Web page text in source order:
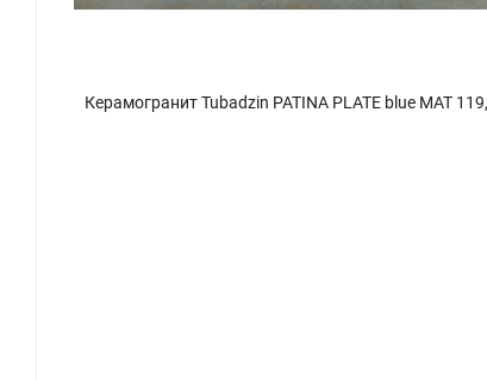
Керамогранит Tubadzin PATINA PLATE blue MAT